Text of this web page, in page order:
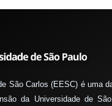
São Carlos (EESC) é uma
da Universidade de